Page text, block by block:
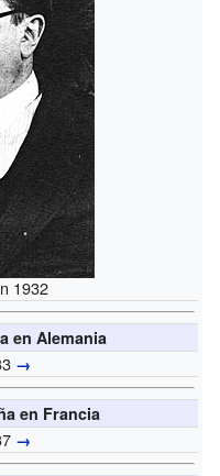
1932
en Alemania
→
en Francia
→